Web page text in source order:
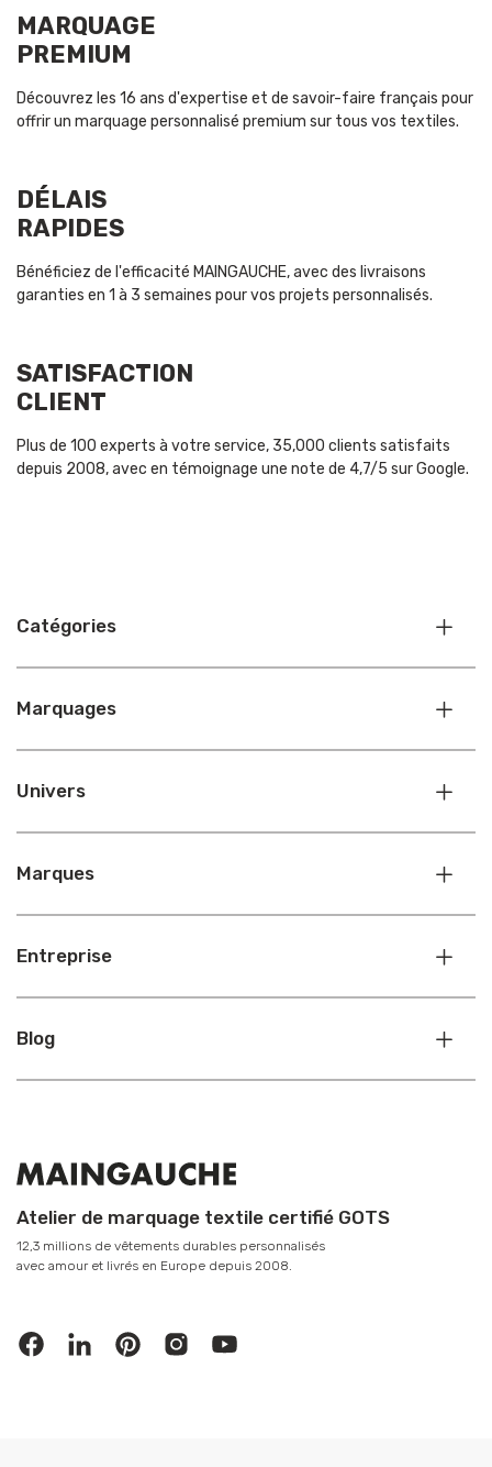
MARQUAGE
PREMIUM
Découvrez les 16 ans d'expertise et de savoir-faire français pour
offrir un marquage personnalisé premium sur tous vos textiles.
DÉLAIS
RAPIDES
Bénéficiez de l'efficacité MAINGAUCHE, avec des livraisons
garanties en 1 à 3 semaines pour vos projets personnalisés.
SATISFACTION
CLIENT
Plus de 100 experts à votre service, 35,000 clients satisfaits
depuis 2008, avec en témoignage une note de 4,7/5 sur Google.
Catégories
Marquages
Univers
Marques
Entreprise
Blog
Atelier de marquage textile certifié GOTS
12,3 millions de vêtements durables personnalisés
avec amour et livrés en Europe depuis 2008.